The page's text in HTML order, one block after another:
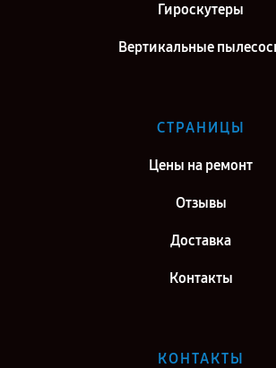
Гироскутеры
Вертикальные
СТРАНИЦЫ
Цены на ремонт
Отзывы
Доставка
Контакты
КОНТАКТЫ